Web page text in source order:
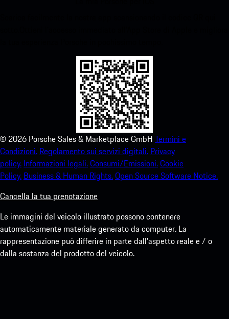
© 2026 Porsche Sales & Marketplace GmbH Termini e
Condizioni. Regolamento sui servizi digitali. Privacy
policy. Informazioni legali.Consumi/Emissioni.Cookie
Policy. Business & Human Rights.Open Source Software Notice.
Cancella la tua prenotazione
Le immagini del veicolo illustrato possono contenere
automaticamente materiale generato da computer. La
rappresentazione può differire in parte dall'aspetto reale e / o
dalla sostanza del prodotto del veicolo.